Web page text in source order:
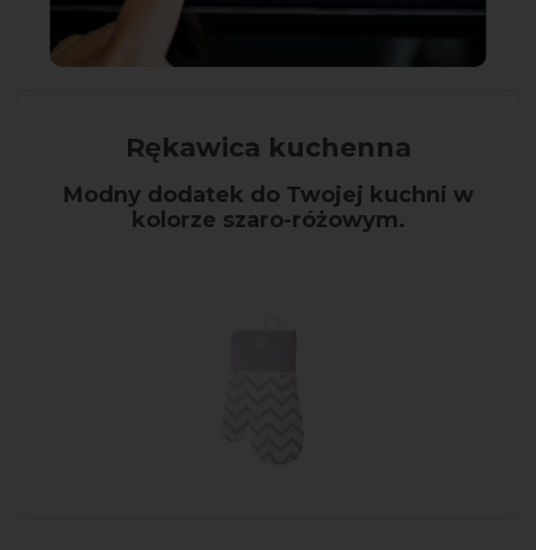
Rękawica kuchenna
Modny dodatek do Twojej kuchni w
kolorze szaro-różowym.